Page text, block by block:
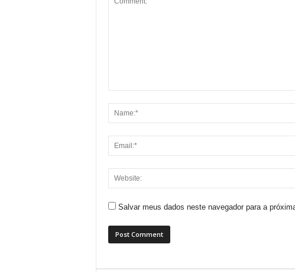
Salvar meus dados neste navegador para a